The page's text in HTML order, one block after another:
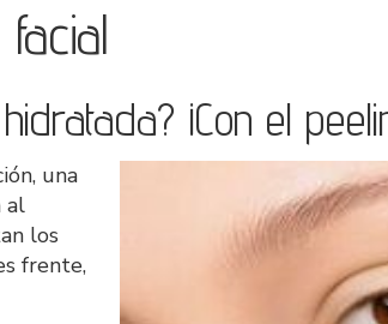
¡Con el
una
al
los
frente,